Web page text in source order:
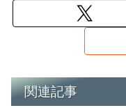
関連記事